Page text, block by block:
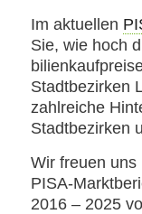
Im aktuellen
Sie, wie hoch
Stadtbezirken
zahlreiche
Stadtbezirken
Wir freuen uns
PISA-
2016 – 2025